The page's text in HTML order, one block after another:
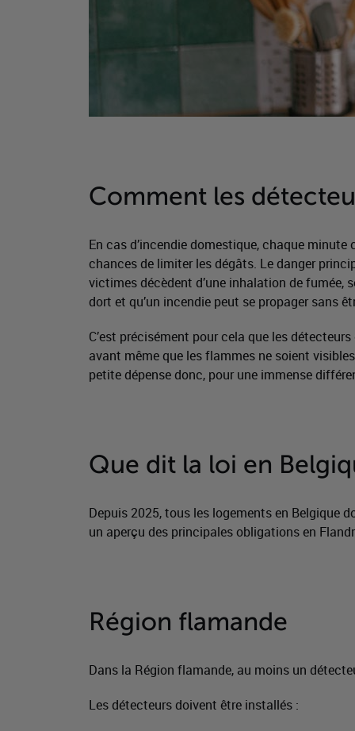
Comment les
En cas d’incendie domestique, chaque
chances de limiter les dégâts. Le danger
victimes décèdent d’une inhalation de fumée,
dort et qu’un incendie peut se propager sans
C’est précisément pour cela que les
avant même que les flammes ne soient
petite dépense donc, pour une immense
Que dit la loi en
Depuis 2025, tous les logements en Belgique
un aperçu des principales obligations en
Région flamande
Dans la Région flamande, au moins un
Les détecteurs doivent être installés :